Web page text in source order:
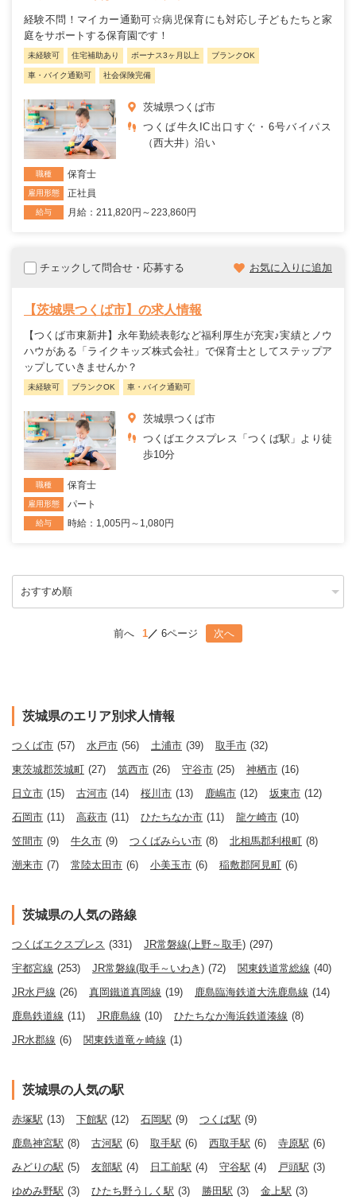
経験不問！マイカー通勤可☆病児保育にも対応し子どもたちと家
庭をサポートする保育園です！
未経験可 住宅補助あり ボーナス3ヶ月以上 ブランクOK
車・バイク通勤可 社会保険完備
茨城県つくば市
つくば牛久IC出口すぐ・6号バイパス
（西大井）沿い
職種 保育士
雇用形態 正社員
給与 月給：211,820円～223,860円
チェックして問合せ・応募する お気に入りに追加
【茨城県つくば市】の求人情報
【つくば市東新井】永年勤続表彰など福利厚生が充実♪実績とノウ
ハウがある「ライクキッズ株式会社」で保育士としてステップア
ップしていきませんか？
未経験可 ブランクOK 車・バイク通勤可
茨城県つくば市
つくばエクスプレス「つくば駅」より徒
歩10分
職種 保育士
雇用形態 パート
給与 時給：1,005円～1,080円
前へ 1 6ページ 次へ
茨城県のエリア別求人情報
つくば市 (57) 水戸市 (56) 土浦市 (39) 取手市 (32)
東茨城郡茨城町 (27) 筑西市 (26) 守谷市 (25) 神栖市 (16)
日立市 (15) 古河市 (14) 桜川市 (13) 鹿嶋市 (12) 坂東市 (12)
石岡市 (11) 高萩市 (11) ひたちなか市 (11) 龍ケ崎市 (10)
笠間市 (9) 牛久市 (9) つくばみらい市 (8) 北相馬郡利根町 (8)
潮来市 (7) 常陸太田市 (6) 小美玉市 (6) 稲敷郡阿見町 (6)
茨城県の人気の路線
つくばエクスプレス (331) JR常磐線(上野～取手) (297)
宇都宮線 (253) JR常磐線(取手～いわき) (72) 関東鉄道常総線 (40)
JR水戸線 (26) 真岡鐵道真岡線 (19) 鹿島臨海鉄道大洗鹿島線 (14)
鹿島鉄道線 (11) JR鹿島線 (10) ひたちなか海浜鉄道湊線 (8)
JR水郡線 (6) 関東鉄道竜ヶ崎線 (1)
茨城県の人気の駅
赤塚駅 (13) 下館駅 (12) 石岡駅 (9) つくば駅 (9)
鹿島神宮駅 (8) 古河駅 (6) 取手駅 (6) 西取手駅 (6) 寺原駅 (6)
みどりの駅 (5) 友部駅 (4) 日工前駅 (4) 守谷駅 (4) 戸頭駅 (3)
ゆめみ野駅 (3) ひたち野うしく駅 (3) 勝田駅 (3) 金上駅 (3)